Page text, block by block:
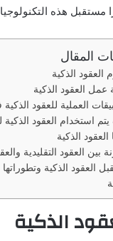
مستقبل هذه
المقال
العقود الذكية
عمل العقود الذكية
العملية للعقود
استخدام العقود
العقود الذكية
بين العقود التقليدية
العقود الذكية وتطوراتها
الذكية